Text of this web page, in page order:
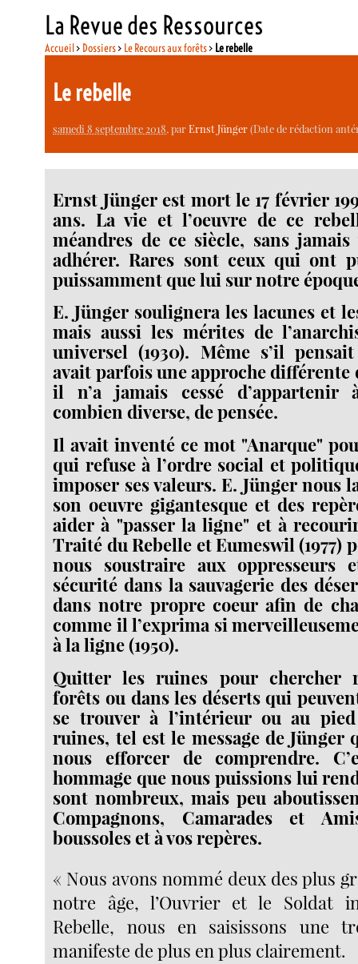
La Revue des Ressources
Accueil> Dossiers> Le Recours aux forêts> Le rebelle
Le rebelle
samedi 8 septembre 2018, parErnst Jünger(Date de rédaction
Ernst Jünger est mort le 17 février
ans. La vie et l’oeuvre de ce
méandres de ce siècle, sans
adhérer. Rares sont ceux qui ont
puissamment que lui sur notre
E. Jünger soulignera les lacunes et
mais aussi les mérites de
universel (1930). Même s’il
avait parfois une approche différente
il n’a jamais cessé d’appartenir
combien diverse, de pensée.
Il avait inventé ce mot "Anarque"
qui refuse à l’ordre social et
imposer ses valeurs. E. Jünger nous
son oeuvre gigantesque et des
aider à "passer la ligne" et à
Traité du Rebelle et Eumeswil (1977)
nous soustraire aux oppresseurs
sécurité dans la sauvagerie des
dans notre propre coeur afin de
comme il l’exprima si
à la ligne (1950).
Quitter les ruines pour chercher
forêts ou dans les déserts qui
se trouver à l’intérieur ou au
ruines, tel est le message de Jünger
nous efforcer de comprendre.
hommage que nous puissions lui
sont nombreux, mais peu
Compagnons, Camarades et
boussoles et à vos repères.
« Nous avons nommé deux des plus
notre âge, l’Ouvrier et le Soldat
Rebelle, nous en saisissons une
manifeste de plus en plus clairement.